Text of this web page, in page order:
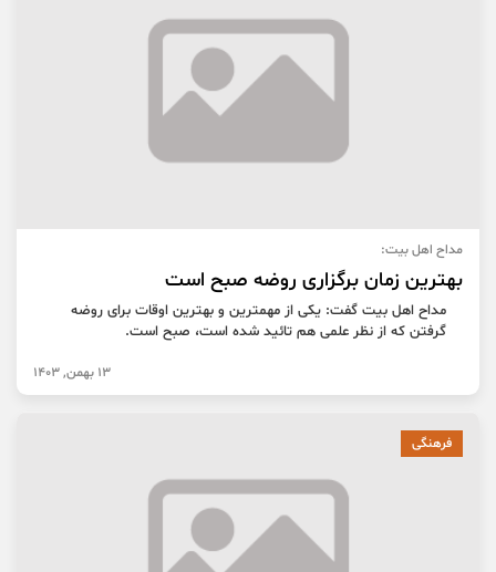
مداح اهل بیت:
بهترین زمان برگزاری روضه صبح است
مداح اهل بیت گفت: یکی از مهمترین و بهترین اوقات برای روضه
گرفتن که از نظر علمی هم تائید شده است، صبح است.
13 بهمن, 1403
فرهنگی